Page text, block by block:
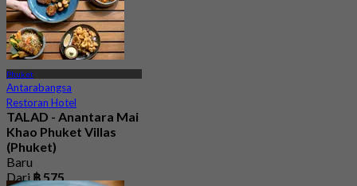
Phuket
Antarabangsa
Restoran Hotel
TALAD - Anantara Mai
Khao Phuket Villas
(Phuket)
Baru
Dari฿ 575